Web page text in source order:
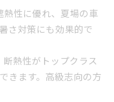
熱性に優れ、夏場の車
さ対策にも効果的で
断熱性がトップクラス
きます。高級志向の方